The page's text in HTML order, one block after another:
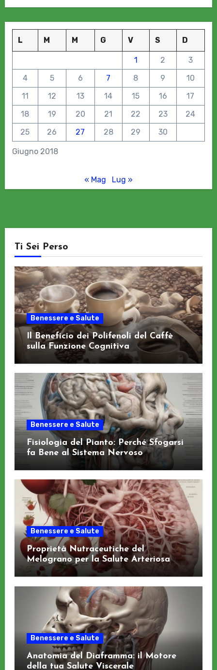
Giugno 2018
L M M G V S D
1 2
3
4
5 6 7 8 9
10
11
12 13 14 15 16
17
18
19 20 21 22 23
24
25
26 27 28 29 30
« Mag Lug »
Ti Sei Perso
Benessere e Salute
Il Beneficio dei Polifenoli del Caffè
sulla Funzione Cognitiva
Benessere e Salute
Fisiologia del Pianto: Perché Sfogarsi
fa Bene al Sistema Nervoso
Benessere e Salute
Proprietà Nutraceutiche del
Melograno per la Salute Arteriosa
Benessere e Salute
Anatomia del Diaframma: il Motore
della tua Salute Viscerale